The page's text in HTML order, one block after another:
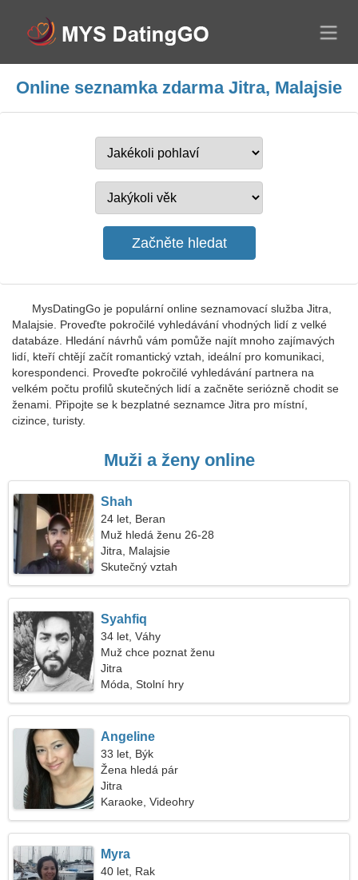
Online seznamka zdarma Jitra, Malajsie
MysDatingGo je populární online seznamovací služba Jitra,
Malajsie. Proveďte pokročilé vyhledávání vhodných lidí z velké
databáze. Hledání návrhů vám pomůže najít mnoho zajímavých
lidí, kteří chtějí začít romantický vztah, ideální pro komunikaci,
korespondenci. Proveďte pokročilé vyhledávání partnera na
velkém počtu profilů skutečných lidí a začněte seriózně chodit se
ženami. Připojte se k bezplatné seznamce Jitra pro místní,
cizince, turisty.
Muži a ženy online
Shah
24 let, Beran
Muž hledá ženu 26-28
Jitra, Malajsie
Skutečný vztah
Syahfiq
34 let, Váhy
Muž chce poznat ženu
Jitra
Móda, Stolní hry
Angeline
33 let, Býk
Žena hledá pár
Jitra
Karaoke, Videohry
Myra
40 let, Rak